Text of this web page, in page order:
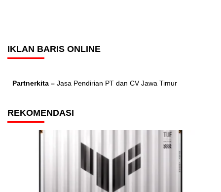
IKLAN BARIS ONLINE
Partnerkita – Jasa Pendirian PT dan CV Jawa Timur
REKOMENDASI